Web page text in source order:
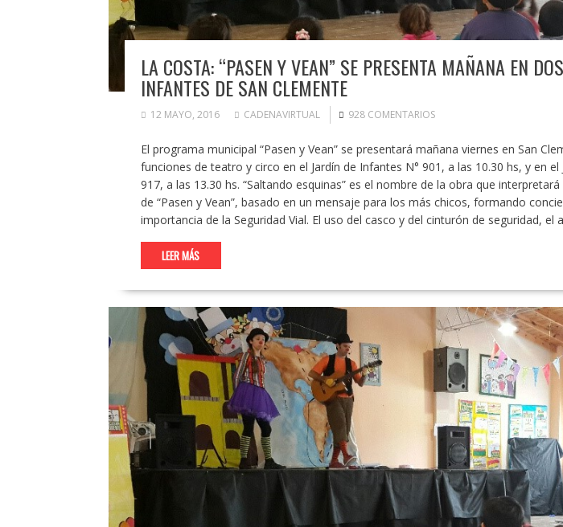
LA COSTA: “PASEN Y VEAN” SE PRESENTA MAÑANA EN
INFANTES DE SAN CLEMENTE
12 MAYO, 2016 CADENAVIRTUAL 928 COMENTARIOS
El programa municipal “Pasen y Vean” se presentará mañana viernes en San
funciones de teatro y circo en el Jardín de Infantes N° 901, a las 10.30 hs, y en el
917, a las 13.30 hs. “Saltando esquinas” es el nombre de la obra que
de “Pasen y Vean”, basado en un mensaje para los más chicos, formando
importancia de la Seguridad Vial. El uso del casco y del cinturón de seguridad, el
LEER MÁS